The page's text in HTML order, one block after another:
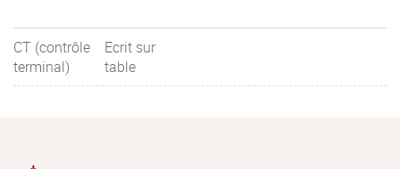
CT (contrôle
terminal)
Ecrit sur
table